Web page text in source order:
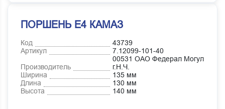
ПОРШЕНЬ Е4 КАМАЗ
Код
43739
Артикул
7.12099-101-40
Производитель
00531 ОАО Федерал Могул
г.Н.Ч.
Ширина
135 мм
Длина
130 мм
Высота
140 мм